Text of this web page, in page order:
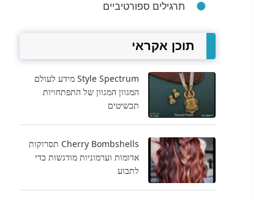
תרגילים ספורטיביים
תוכן אקראי
Style Spectrum מידע לעולם
המגוון המגוון של התפתחויות
תכשיטים
Cherry Bombshells תסרוקות
אדומות וערמוניות מודגשות כדי
לתבוע